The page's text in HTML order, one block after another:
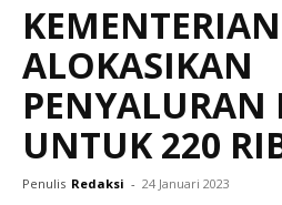
ALOKASIKAN
PENYALURAN
UNTUK 220
Penulis Redaksi - 24 Januari 2023